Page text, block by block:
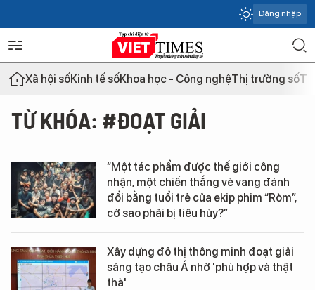
Đăng nhập
Xã hội sốKinh tế sốKhoa học - Công nghệThị trường số
TỪ KHÓA: #ĐOẠT GIẢI
“Một tác phẩm được thế giới công
nhận, một chiến thắng vẻ vang đánh
đổi bằng tuổi trẻ của ekip phim “Ròm”,
cớ sao phải bị tiêu hủy?”
Xây dựng đô thị thông minh đoạt giải
sáng tạo châu Á nhờ 'phù hợp và thật
thà'